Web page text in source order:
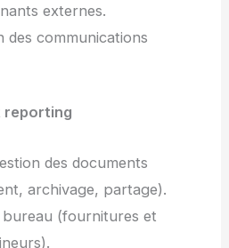
externes.
des communications
reporting
des documents
archivage, partage).
(fournitures et